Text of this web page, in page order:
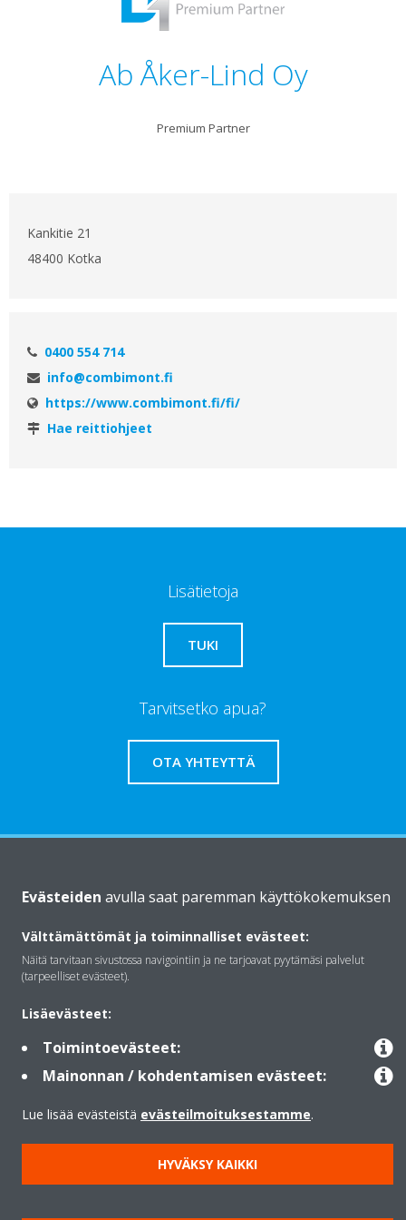
Ab Åker-Lind Oy
Premium Partner
Kankitie 21
48400 Kotka
0400 554 714
info@combimont.fi
https://www.combimont.fi/fi/
Hae reittiohjeet
Lisätietoja
TUKI
Tarvitsetko apua?
OTA YHTEYTTÄ
Ratkaisut
Yhteystiedot
Lämpöpumput
Copyright © Daikin
Evästeiden avulla saat paremman käyttökokemuksen
Välttämättömät ja toiminnalliset evästeet:
Näitä tarvitaan sivustossa navigointiin ja ne tarjoavat pyytämäsi palvelut
(tarpeelliset evästeet).
Lisäevästeet:
Toimintoevästeet:
Mainonnan / kohdentamisen evästeet:
Lue lisää evästeistä evästeilmoituksestamme.
HYVÄKSY KAIKKI